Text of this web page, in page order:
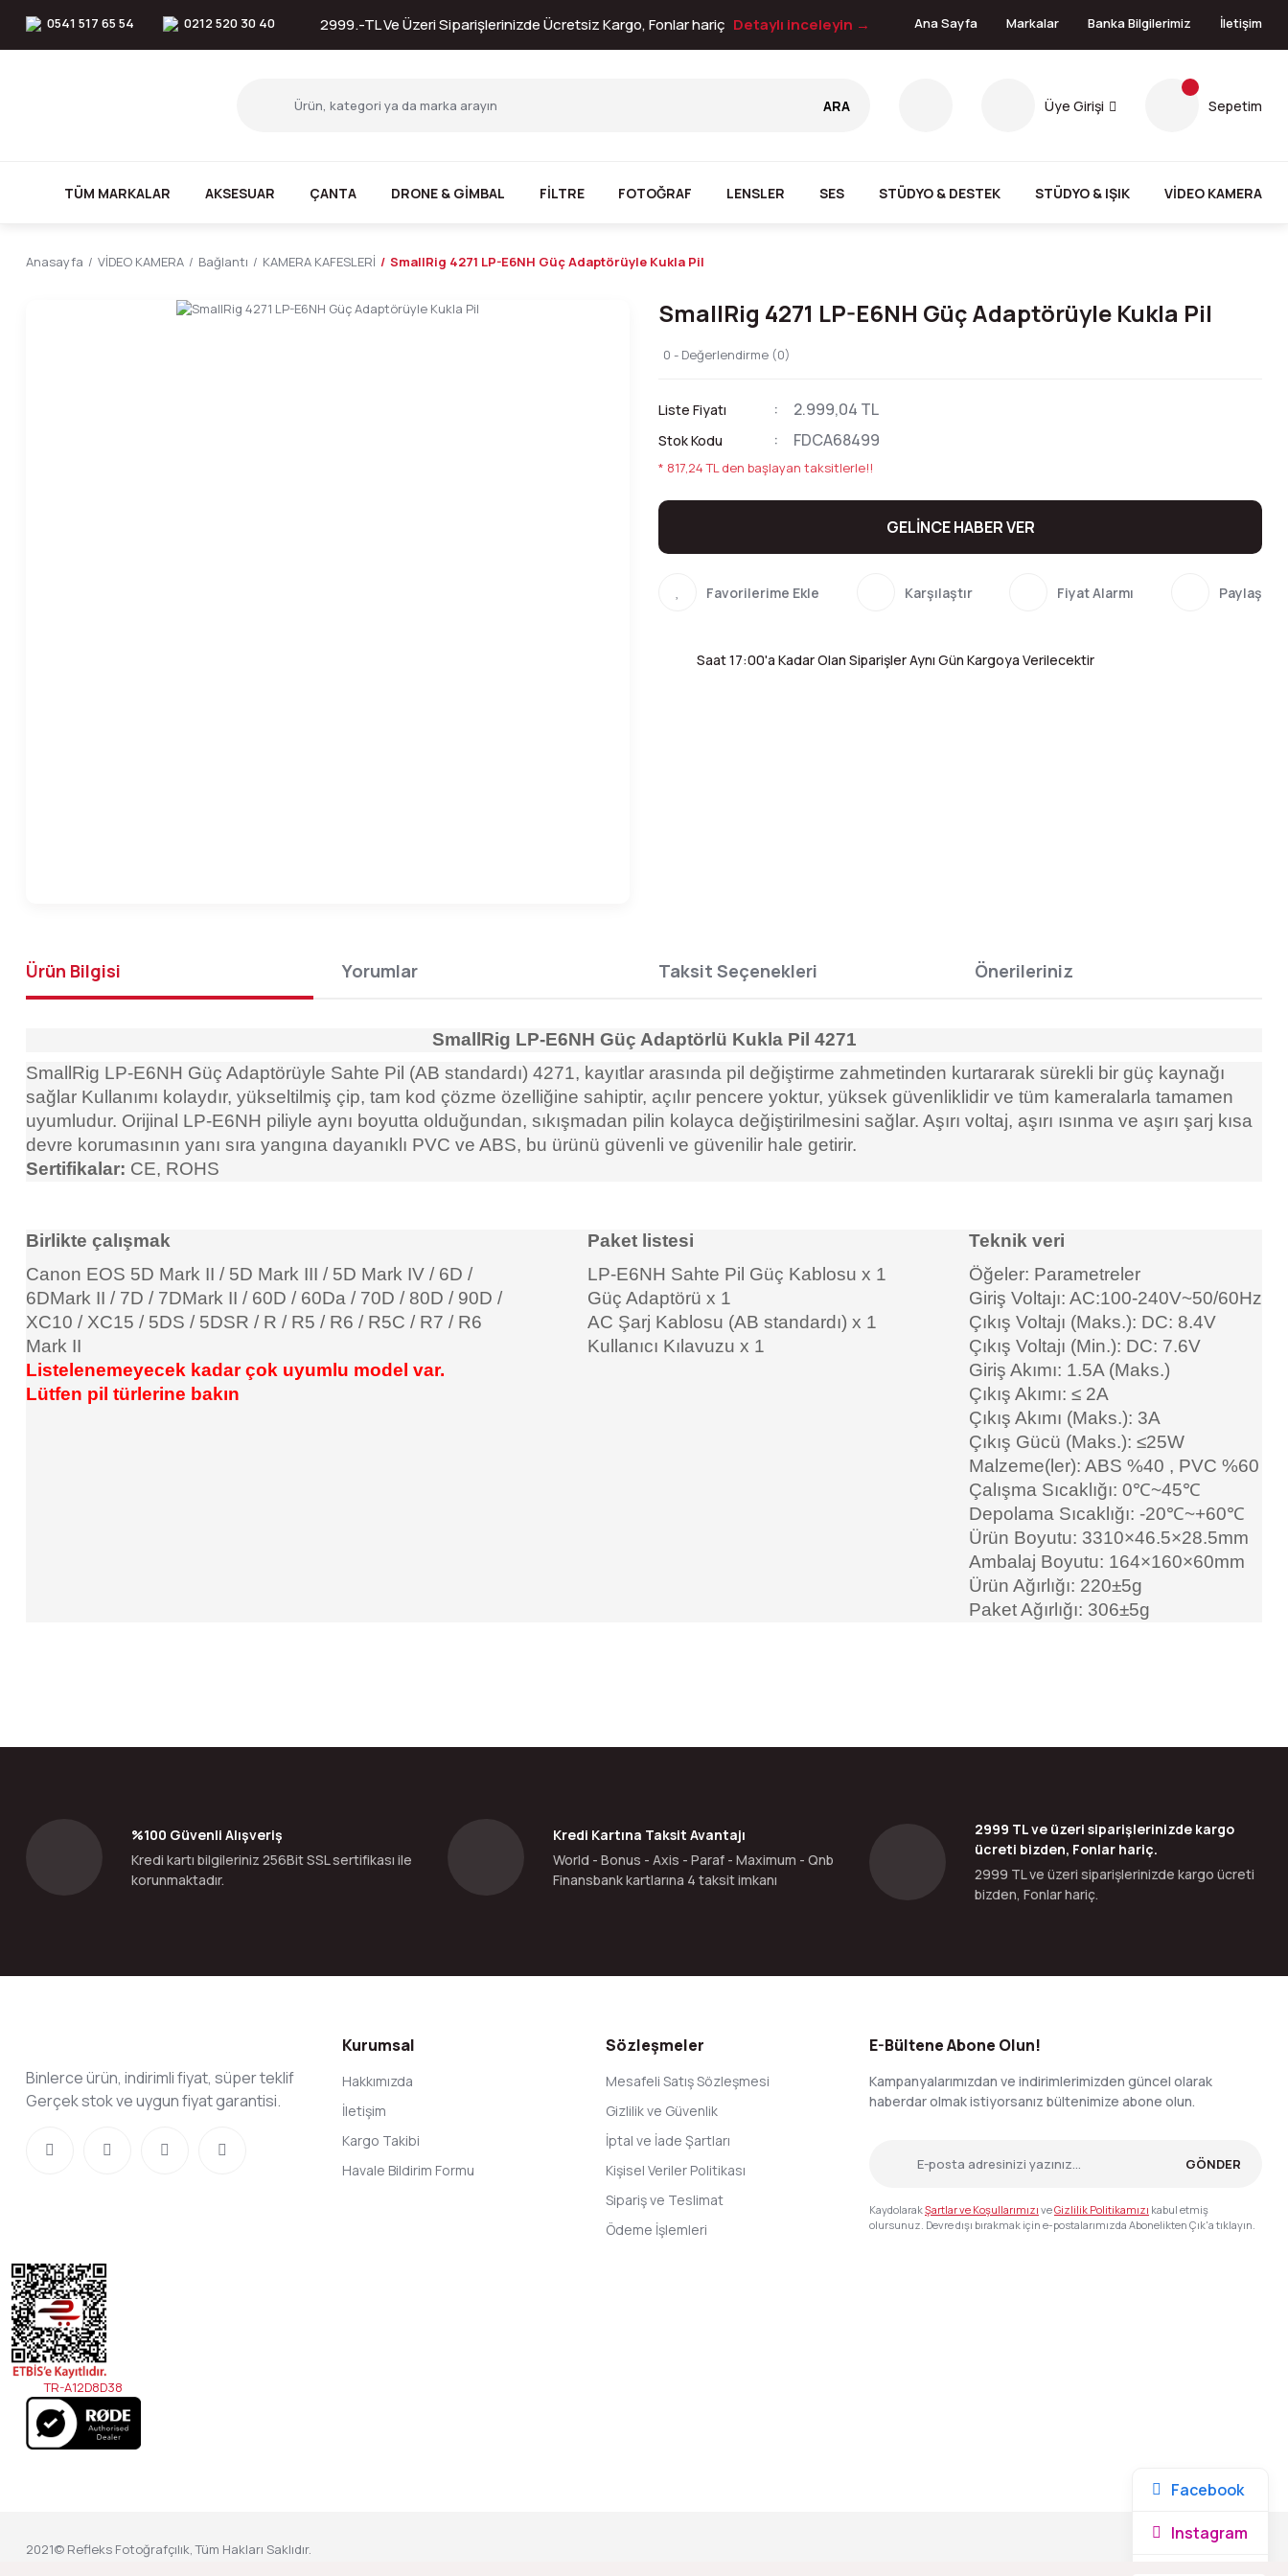
0541 517 65 54 0212 520 30 40 2999.-TL Ve Üzeri Siparişlerinizde Ücretsiz Kargo, Fonlar hariç Detaylı inceleyin → Ana Sayfa Markalar Banka Bilgilerimiz İletişim
ARA Üye Girişi Sepetim
TÜM MARKALAR AKSESUAR ÇANTA DRONE & GİMBAL FİLTRE FOTOĞRAF LENSLER SES STÜDYO & DESTEK STÜDYO & IŞIK VİDEO KAMERA
Anasayfa VİDEO KAMERA Bağlantı KAMERA KAFESLERİ SmallRig 4271 LP-E6NH Güç Adaptörüyle Kukla Pil
SmallRig 4271 LP-E6NH Güç Adaptörüyle Kukla Pil
0 - Değerlendirme (0)
Liste Fiyatı 2.999,04 TL
Stok Kodu FDCA68499
* 817,24 TL den başlayan taksitlerle!!
GELİNCE HABER VER
Karşılaştır Fiyat Alarmı Paylaş
Saat 17:00'a Kadar Olan Siparişler Aynı Gün Kargoya Verilecektir
Ürün Bilgisi Yorumlar Taksit Seçenekleri Önerileriniz
SmallRig LP-E6NH Güç Adaptörlü Kukla Pil 4271
SmallRig LP-E6NH Güç Adaptörüyle Sahte Pil (AB standardı) 4271, kayıtlar arasında pil değiştirme zahmetinden kurtararak sürekli bir güç kaynağı
sağlar Kullanımı kolaydır, yükseltilmiş çip, tam kod çözme özelliğine sahiptir, açılır pencere yoktur, yüksek güvenliklidir ve tüm kameralarla tamamen
uyumludur. Orijinal LP-E6NH piliyle aynı boyutta olduğundan, sıkışmadan pilin kolayca değiştirilmesini sağlar. Aşırı voltaj, aşırı ısınma ve aşırı şarj kısa
devre korumasının yanı sıra yangına dayanıklı PVC ve ABS, bu ürünü güvenli ve güvenilir hale getirir.
Sertifikalar: CE, ROHS
Birlikte çalışmak
Canon EOS 5D Mark II / 5D Mark III / 5D Mark IV / 6D /
6DMark II / 7D / 7DMark II / 60D / 60Da / 70D / 80D / 90D /
XC10 / XC15 / 5DS / 5DSR / R / R5 / R6 / R5C / R7 / R6
Mark II
Listelenemeyecek kadar çok uyumlu model var.
Lütfen pil türlerine bakın
Paket listesi
LP-E6NH Sahte Pil Güç Kablosu x 1
Güç Adaptörü x 1
AC Şarj Kablosu (AB standardı) x 1
Kullanıcı Kılavuzu x 1
Teknik veri
Öğeler: Parametreler
Giriş Voltajı: AC:100-240V~50/60Hz
Çıkış Voltajı (Maks.): DC: 8.4V
Çıkış Voltajı (Min.): DC: 7.6V
Giriş Akımı: 1.5A (Maks.)
Çıkış Akımı: ≤ 2A
Çıkış Akımı (Maks.): 3A
Çıkış Gücü (Maks.): ≤25W
Malzeme(ler): ABS %40 , PVC %60
Çalışma Sıcaklığı: 0℃~45℃
Depolama Sıcaklığı: -20℃~+60℃
Ürün Boyutu: 3310×46.5×28.5mm
Ambalaj Boyutu: 164×160×60mm
Ürün Ağırlığı: 220±5g
Paket Ağırlığı: 306±5g
Ürün fiyatı diğer sitelerden daha pahalı.
Bu ürüne benzer farklı alternatifler olmalı.
%100 Güvenli Alışveriş
Kredi kartı bilgileriniz 256Bit SSL sertifikası ile
korunmaktadır.
Kredi Kartına Taksit Avantajı
World - Bonus - Axis - Paraf - Maximum - Qnb
Finansbank kartlarına 4 taksit imkanı
2999 TL ve üzeri siparişlerinizde kargo
ücreti bizden, Fonlar hariç.
2999 TL ve üzeri siparişlerinizde kargo ücreti
bizden, Fonlar hariç.
Binlerce ürün, indirimli fiyat, süper teklif
Gerçek stok ve uygun fiyat garantisi.
Kurumsal
Hakkımızda
İletişim
Kargo Takibi
Havale Bildirim Formu
Sözleşmeler
Mesafeli Satış Sözleşmesi
Gizlilik ve Güvenlik
İptal ve İade Şartları
Kişisel Veriler Politikası
Sipariş ve Teslimat
Ödeme İşlemleri
E-Bültene Abone Olun!
Kampanyalarımızdan ve indirimlerimizden güncel olarak
haberdar olmak istiyorsanız bültenimize abone olun.
GÖNDER
KaydolarakŞartlar ve Koşullarımızı veGizlilik Politikamızı kabul etmiş
olursunuz. Devre dışı bırakmak için e-postalarımızda Abonelikten Çık'a tıklayın.
TR-A12D8D38
2021© Refleks Fotoğrafçılık, Tüm Hakları Saklıdır.
Facebook
Instagram